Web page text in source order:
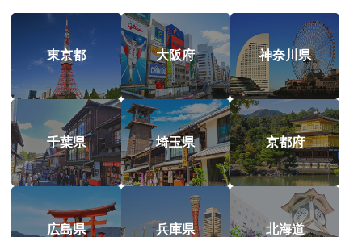
東京都 大阪府 神奈川県
千葉県 埼玉県 京都府
広島県 兵庫県 北海道